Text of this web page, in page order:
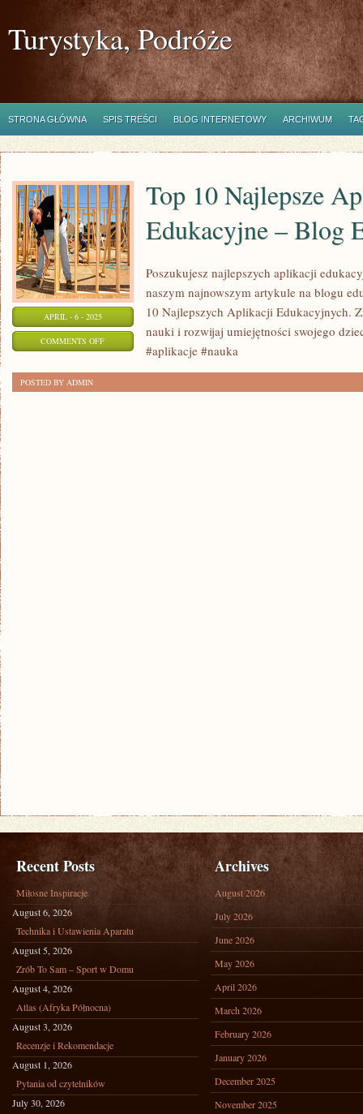
Turystyka, Podróże
STRONA GŁÓWNA SPIS TREŚCI BLOG INTERNETOWY ARCHIWUM
APRIL - 6 - 2025
COMMENTS OFFON
Top 10 Najlepsze
Edukacyjne – Blog
Poszukujesz najlepszych aplikacji
naszym najnowszym artykule na blogu
10 Najlepszych Aplikacji Edukacyjnych.
nauki i rozwijaj umiejętności swojego
#aplikacje #nauka
POSTED BY ADMIN
Recent Posts
Miłosne Inspiracje
August 6, 2026
Technika i Ustawienia Aparatu
August 5, 2026
Zrób To Sam – Sport w Domu
August 4, 2026
Atlas (Afryka Północna)
August 3, 2026
Recenzje i Rekomendacje
August 1, 2026
Pytania od czytelników
July 30, 2026
Archives
August 2026
July 2026
June 2026
May 2026
April 2026
March 2026
February 2026
January 2026
December 2025
November 2025